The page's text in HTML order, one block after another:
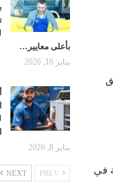
في
بأعلى معايير…
يناير 16, 2026
يناير 8, 2026
NEXT